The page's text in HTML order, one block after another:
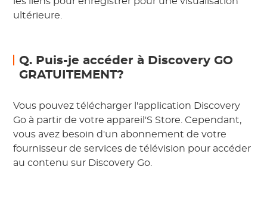
ultérieure.
Q. Puis-je accéder à Discovery GO
GRATUITEMENT?
Vous pouvez télécharger l'application Discovery
Go à partir de votre appareil'S Store. Cependant,
vous avez besoin d'un abonnement de votre
fournisseur de services de télévision pour accéder
au contenu sur Discovery Go.